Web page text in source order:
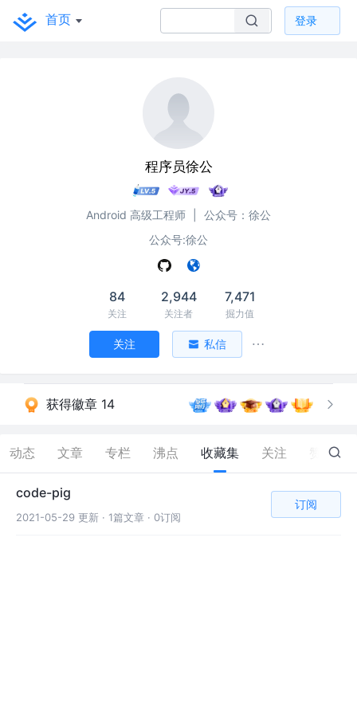
首页 登录
程序员徐公
Android 高级工程师
公众号：徐公
公众号:徐公
84
关注
2,944
关注者
7,471
掘力值
关注 私信
获得徽章 14
动态 文章 专栏 沸点 收藏集 关注 164
code-pig
2021-05-29 更新 · 1篇文章 · 0订阅
订阅